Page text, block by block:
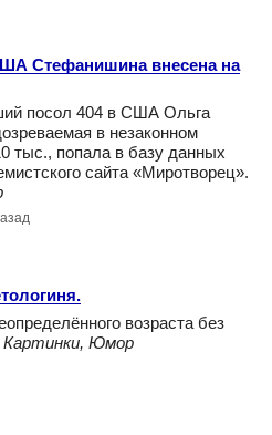
Стефанишина внесена на
посол 404 в США Ольга
в незаконном
тыс., попала в базу данных
сайта «Миротворец».
возраста без
Картинки, Юмор